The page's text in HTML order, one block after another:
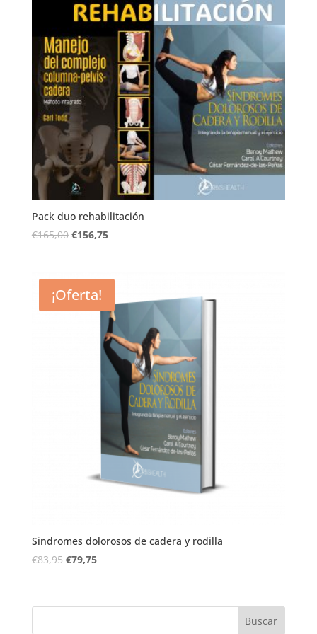
Pack duo rehabilitación
€165,00 €156,75
¡Oferta!
Sindromes dolorosos de cadera y rodilla
€83,95 €79,75